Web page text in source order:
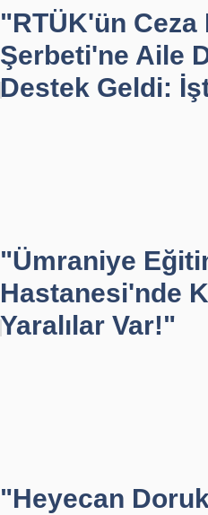
"RTÜK'ün Ceza
Şerbeti'ne Aile
Destek Geldi:
"Ümraniye
Hastanesi'nde
Yaralılar Var!"
"Heyecan